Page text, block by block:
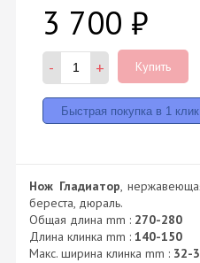
3 700 ₽
- + Купить
Нож Гладиатор,
береста, дюраль.
Общая длина mm : 270-280
Длина клинка mm : 140-150
Макс. ширина клинка mm : 32-